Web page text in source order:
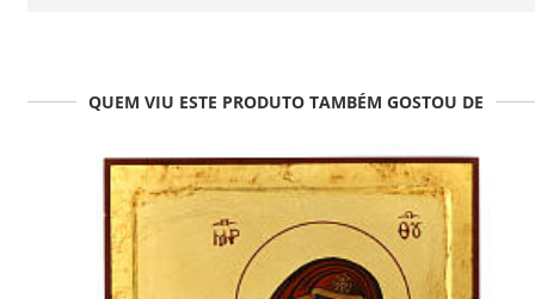
QUEM VIU ESTE PRODUTO TAMBÉM GOSTOU DE